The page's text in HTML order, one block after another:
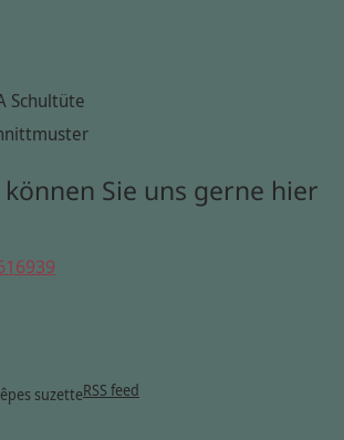
Schultüte
Sie uns gerne hier
suzetteRSS feed